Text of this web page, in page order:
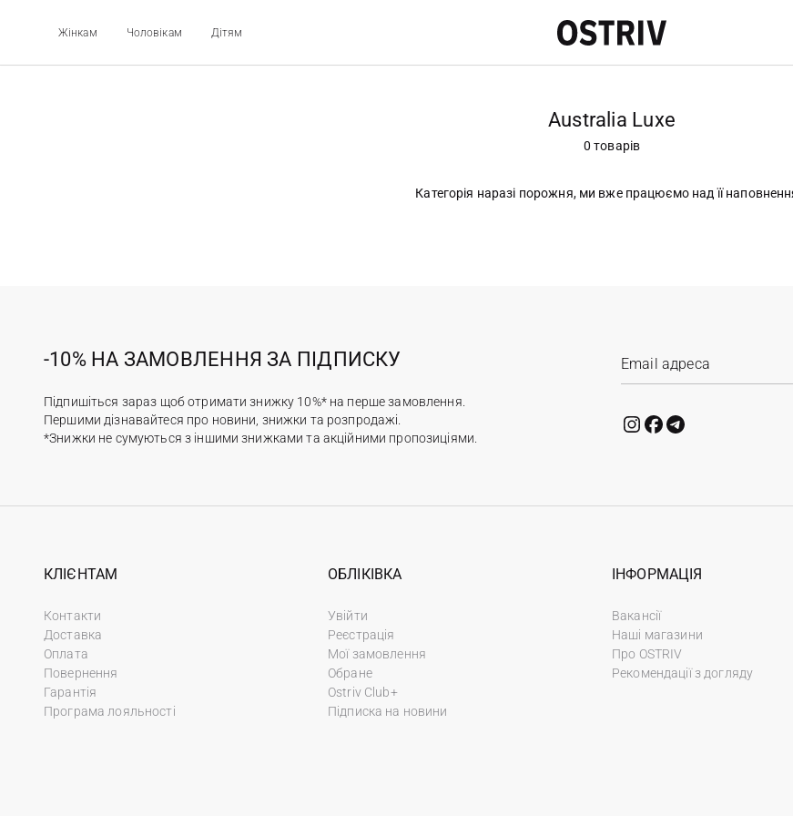
Жінкам Чоловікам Дітям
Australia Luxe
0 товарів
Категорія наразі порожня, ми вже працюємо над її
-10% НА ЗАМОВЛЕННЯ ЗА ПІДПИСКУ
Підпишіться зараз щоб отримати знижку 10%* на перше замовлення.
Першими дізнавайтеся про новини, знижки та розпродажі.
*Знижки не сумуються з іншими знижками та акційними пропозиціями.
КЛІЄНТАМ
Контакти
Доставка
Оплата
Повернення
Гарантія
Програма лояльності
ОБЛІКІВКА
Увійти
Реєстрація
Мої замовлення
Обране
Ostriv Club+
Підписка на новини
ІНФОРМАЦІЯ
Вакансії
Наші магазини
Про OSTRIV
Рекомендації з догляду